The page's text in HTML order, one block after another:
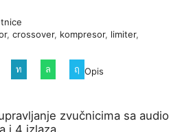
, crossover, kompresor, limiter,
Opis
zvučnicima sa audio